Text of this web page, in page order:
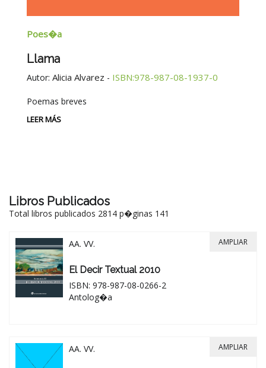
Poes�a
Llama
Autor: Alicia Alvarez - ISBN:978-987-08-1937-0
Poemas breves
LEER MÁS
Libros Publicados
Total libros publicados 2814 p�ginas 141
AA. VV.
El Decir Textual 2010
ISBN: 978-987-08-0266-2
Antolog�a
AMPLIAR
AA. VV. AMPLIAR